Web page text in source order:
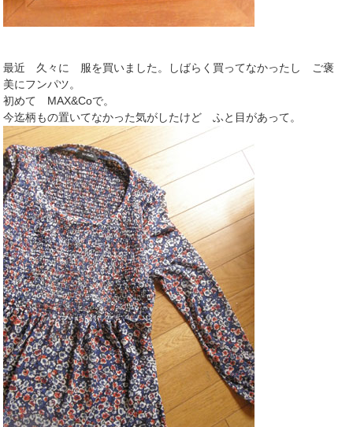
最近 久々に 服を買いました。しばらく買ってなかったし ご褒
美にフンパツ。
初めて MAX&Coで。
今迄柄もの置いてなかった気がしたけど ふと目があって。